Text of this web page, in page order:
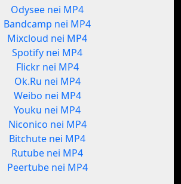
Odysee nei MP4
Bandcamp nei MP4
Mixcloud nei MP4
Spotify nei MP4
Flickr nei MP4
Ok.Ru nei MP4
Weibo nei MP4
Youku nei MP4
Niconico nei MP4
Bitchute nei MP4
Rutube nei MP4
Peertube nei MP4